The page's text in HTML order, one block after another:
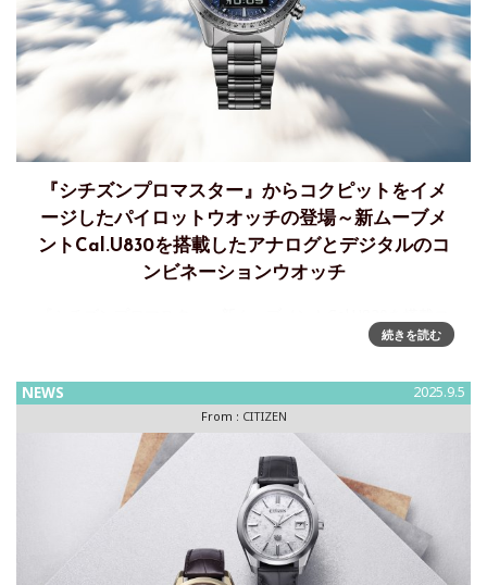
『シチズンプロマスター』からコクピットをイメ
ージしたパイロットウオッチの登場～新ムーブメ
ントCal.U830を搭載したアナログとデジタルのコ
ンビネーションウオッチ
クピットをイメージしたパイロットウオッチが登場、2025年
スポーツウオッチとしての高い性能に加え、「想像力」とい
続きを読む
NEWS 2025.9.5
From : CITIZEN